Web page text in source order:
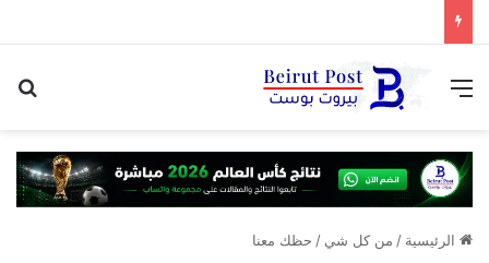
القائمة
الرئيسية / من كل شي / حظك معنا